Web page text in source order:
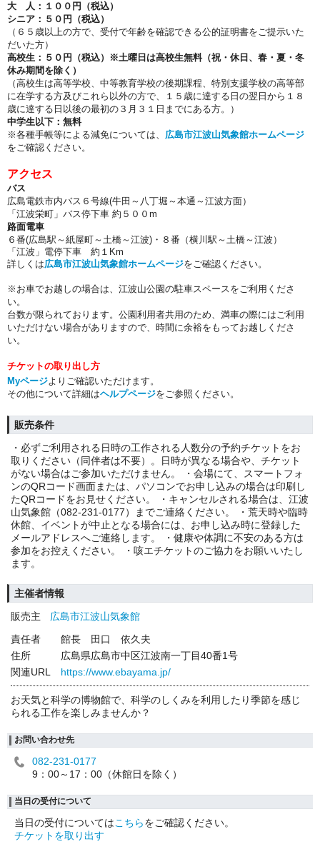
大 人：１００円（税込）
シニア：５０円（税込）
（６５歳以上の方で、受付で年齢を確認できる公的証明書をご提示いた
だいた方）
高校生：５０円（税込）
※土曜日は高校生無料（祝・休日、春・夏・冬
休み期間を除く）
（高校生は高等学校、中等教育学校の後期課程、特別支援学校の高等部
に在学する方及びこれら以外の方で、１５歳に達する日の翌日から１８
歳に達する日以後の最初の３月３１日までにある方。）
中学生以下：無料
※各種手帳等による減免については、 広島市江波山気象館ホームページ
をご確認ください。
アクセス
バス
広島電鉄市内バス６号線(牛田～八丁堀～本通～江波方面）
「江波栄町」バス停下車 約５００m
路面電車
６番(広島駅～紙屋町～土橋～江波)・８番（横川駅～土橋～江波）
「江波」電停下車 約１Km
詳しくは広島市江波山気象館ホームページをご確認ください。
※お車でお越しの場合は、江波山公園の駐車スペースをご利用くださ
い。
台数が限られております。公園利用者共用のため、満車の際にはご利用
いただけない場合がありますので、時間に余裕をもってお越しくださ
い。
チケットの取り出し方
Myページよりご確認いただけます。
その他について詳細はヘルプページをご参照ください。
販売条件
・必ずご利用される日時の工作される人数分の予約チケットをお
取りください（同伴者は不要）。日時が異なる場合や、チケット
がない場合はご参加いただけません。 ・会場にて、スマートフォ
ンのQRコード画面または、パソコンでお申し込みの場合は印刷し
たQRコードをお見せください。 ・キャンセルされる場合は、江波
山気象館（082-231-0177）までご連絡ください。 ・荒天時や臨時
休館、イベントが中止となる場合には、お申し込み時に登録した
メールアドレスへご連絡します。 ・健康や体調に不安のある方は
参加をお控えください。 ・咳エチケットのご協力をお願いいたし
ます。
主催者情報
販売主
広島市江波山気象館
責任者
館長 田口 依久夫
住所
広島県広島市中区江波南一丁目40番1号
関連URL
https://www.ebayama.jp/
お天気と科学の博物館で、科学のしくみを利用したり季節を感じ
られる工作を楽しみませんか？
お問い合わせ先
082-231-0177
9：00～17：00（休館日を除く）
当日の受付について
当日の受付についてはこちらをご確認ください。
チケットを取り出す